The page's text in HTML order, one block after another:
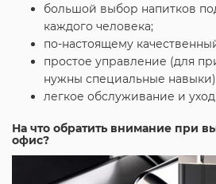
большой выбор напитков
каждого человека;
по-настоящему
простое управление (для
нужны специальные
легкое обслуживание и
На что обратить внимание при
офис?